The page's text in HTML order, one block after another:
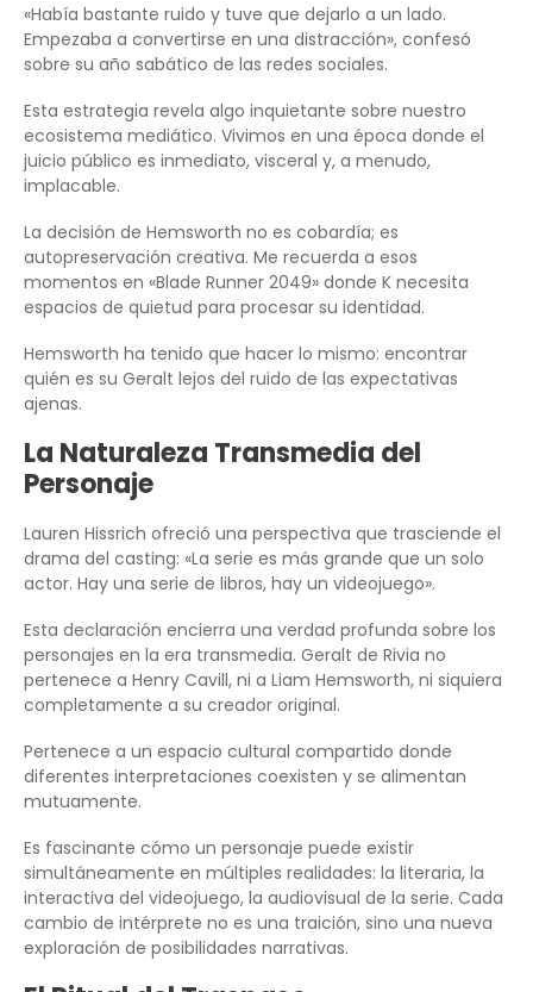
«Había bastante ruido y tuve que dejarlo a un lado.
Empezaba a convertirse en una distracción», confesó
sobre su año sabático de las redes sociales.
Esta estrategia revela algo inquietante sobre nuestro
ecosistema mediático. Vivimos en una época donde el
juicio público es inmediato, visceral y, a menudo,
implacable.
La decisión de Hemsworth no es cobardía; es
autopreservación creativa. Me recuerda a esos
momentos en «Blade Runner 2049» donde K necesita
espacios de quietud para procesar su identidad.
Hemsworth ha tenido que hacer lo mismo: encontrar
quién es su Geralt lejos del ruido de las expectativas
ajenas.
La Naturaleza Transmedia del
Personaje
Lauren Hissrich ofreció una perspectiva que trasciende el
drama del casting: «La serie es más grande que un solo
actor. Hay una serie de libros, hay un videojuego».
Esta declaración encierra una verdad profunda sobre los
personajes en la era transmedia. Geralt de Rivia no
pertenece a Henry Cavill, ni a Liam Hemsworth, ni siquiera
completamente a su creador original.
Pertenece a un espacio cultural compartido donde
diferentes interpretaciones coexisten y se alimentan
mutuamente.
Es fascinante cómo un personaje puede existir
simultáneamente en múltiples realidades: la literaria, la
interactiva del videojuego, la audiovisual de la serie. Cada
cambio de intérprete no es una traición, sino una nueva
exploración de posibilidades narrativas.